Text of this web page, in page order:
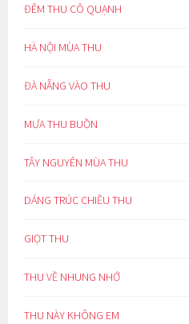
ĐÊM THU CÔ QUẠNH
HÀ NỘI MÙA THU
ĐÀ NẴNG VÀO THU
MƯA THU BUỒN
TÂY NGUYÊN MÙA THU
DÁNG TRÚC CHIỀU THU
GIỌT THU
THU VỀ NHUNG NHỚ
THU NÀY KHÔNG EM